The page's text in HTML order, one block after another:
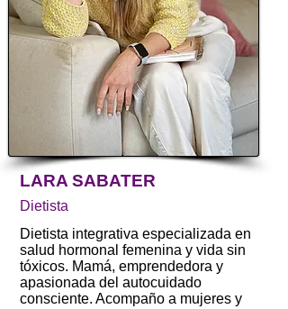
LARA SABATER
Dietista
Dietista integrativa especializada en
salud hormonal femenina y vida sin
tóxicos. Mamá, emprendedora y
apasionada del autocuidado
consciente. Acompaño a mujeres y